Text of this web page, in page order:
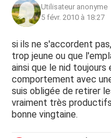
Utilisateur anonyme
5 févr. 2010 à 18:27
si ils ne s'accordent
trop jeune ou que
ainsi que le nid toujours
comportement avec
suis obligée de retirer
vraiment très
bonne vingtaine.